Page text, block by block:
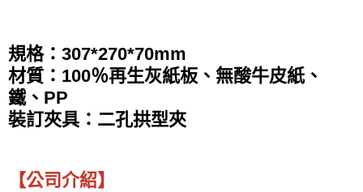
規格：307*270*70mm
材質：100％再生灰紙板、無酸牛皮紙、
鐵、PP ​
裝訂夾具：二孔拱型夾
【公司介紹】